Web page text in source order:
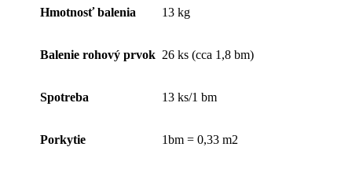
Hmotnosť balenia 13 kg
Balenie rohový prvok 26 ks (cca 1,8 bm)
Spotreba 13 ks/1 bm
Porkytie 1bm = 0,33 m2